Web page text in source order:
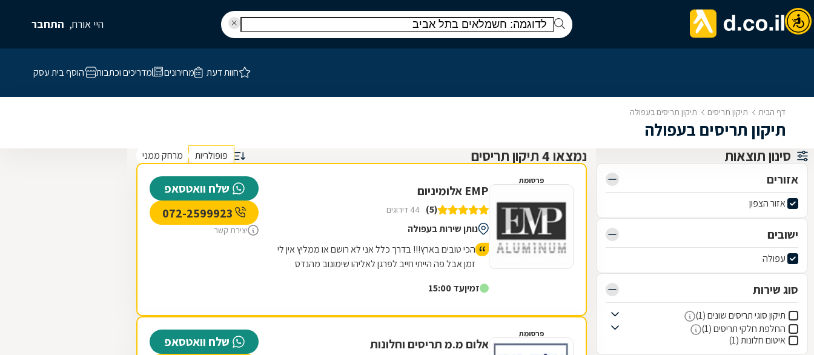
היי אורח, התחבר
חוות דעת מחירונים מדריכים וכתבות הוסף בית עסק
דף הבית תיקון תריסים תיקון תריסים בעפולה
תיקון תריסים בעפולה
סינון תוצאות
אזורים
אזור הצפון
ישובים
עפולה
סוג שירות
תיקון סוגי תריסים שונים (1)
החלפת חלקי תריסים (1)
איטום חלונות (1)
נמצאו 4 תיקון תריסים פופולריות מרחק ממני
פרסומת
EMP אלומיניום
(5) 44 דירוגים
נותן שירות בעפולה
הכי טובים בארץ!!! בדרך כלל אני לא רושם או ממליץ אין לי
זמן אבל פה הייתי חייב לפרגן לאליהו שימונוב מהנדס
של חברת קליל באוהאוס והתריסים עם פינישים מטורפים
משמעית החוויה הכי טובה שהייתה לי בכל החיים
זמיןעד 15:00
שלח וואטסאפ
יצירת קשר
פרסומת
אלום מ.מ תריסים וחלונות
שלח וואטסאפ